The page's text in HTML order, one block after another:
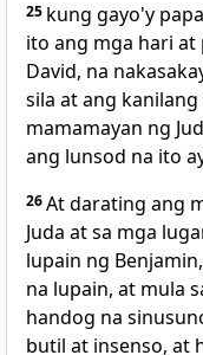
25 kung gayo'y
ito ang mga hari
David, na
sila at ang
mamamayan ng
ang lunsod na ito
26At darating ang
Juda at sa mga
lupain ng
na lupain, at mula
handog na
butil at insenso, at